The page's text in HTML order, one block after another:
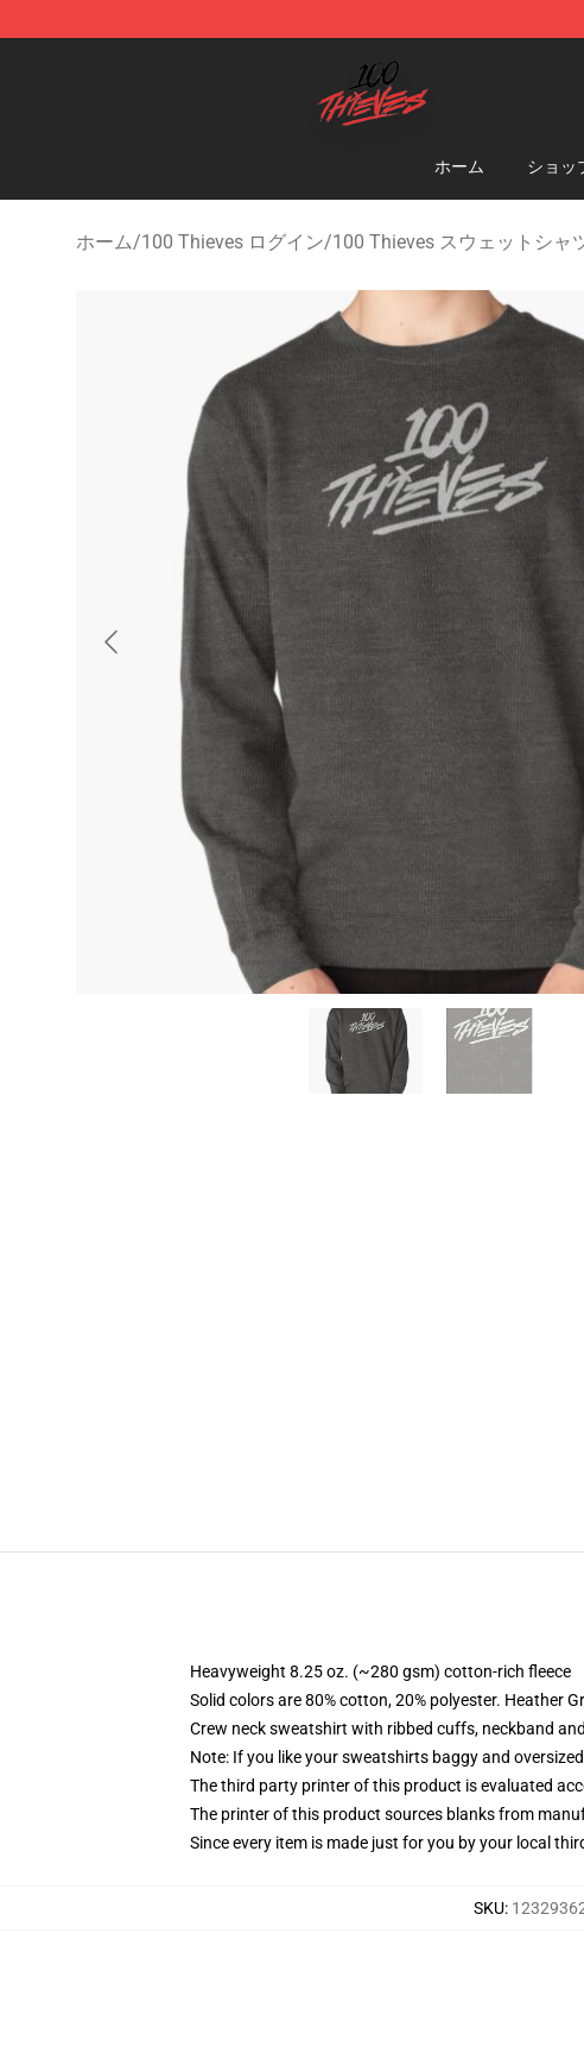
ホーム ショッ
ホーム/100 Thieves ログイン/100 Thieves スウェットシャ
Heavyweight 8.25 oz. (~280 gsm) cotton-rich fleece
Solid colors are 80% cotton, 20% polyester. Heather
Crew neck sweatshirt with ribbed cuffs, neckband
Note: If you like your sweatshirts baggy and
The third party printer of this product is evaluated
The printer of this product sources blanks from
Since every item is made just for you by your local
SKU: